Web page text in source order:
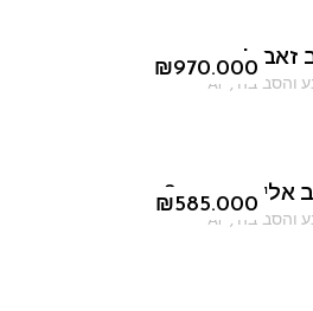
₪970.000
זאב ז'בוטינסקי
והסביבה ,
AF
₪585.000
אליהו הנביא 2
והסביבה ,
AF